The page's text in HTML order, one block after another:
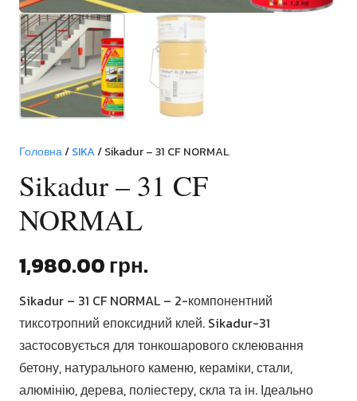
Головна/SIKA/ Sikadur – 31 CF NORMAL
Sikadur – 31 CF
NORMAL
1,980.00грн.
Sikadur – 31 CF NORMAL – 2-компонентний
тиксотропний епоксидний клей. Sikadur-31
застосовується для тонкошарового склеювання
бетону, натурального каменю, кераміки, стали,
алюмінію, дерева, поліестеру, скла та ін. Ідеально